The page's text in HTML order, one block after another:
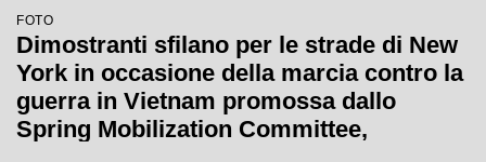
FOTO
Dimostranti sfilano per le strade di New
York in occasione della marcia contro la
guerra in Vietnam promossa dallo
Spring Mobilization Committee,